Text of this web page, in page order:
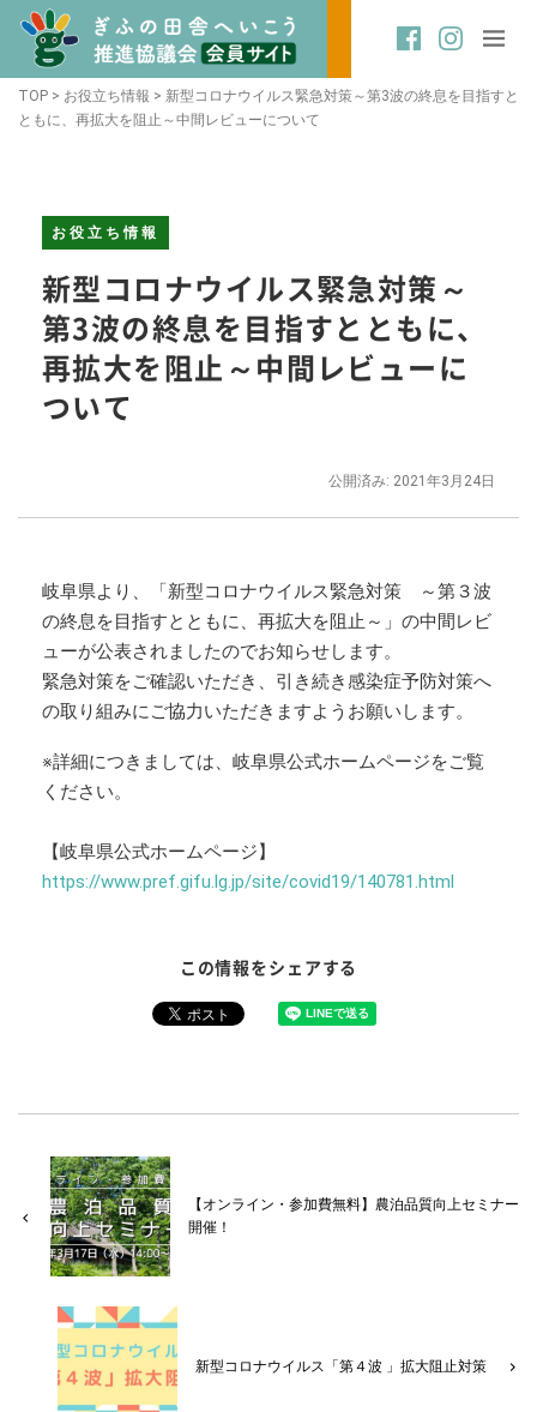
TOP > お役立ち情報 > 新型コロナウイルス緊急対策～第3波の終息を目指すと
ともに、再拡大を阻止～中間レビューについて
お役立ち情報
新型コロナウイルス緊急対策～
第3波の終息を目指すとともに、
再拡大を阻止～中間レビューに
ついて
公開済み: 2021年3月24日
岐阜県より、「新型コロナウイルス緊急対策 ～第３波
の終息を目指すとともに、再拡大を阻止～」の中間レビ
ューが公表されましたのでお知らせします。
緊急対策をご確認いただき、引き続き感染症予防対策へ
の取り組みにご協力いただきますようお願いします。
※詳細につきましては、岐阜県公式ホームページをご覧
ください。
【岐阜県公式ホームページ】
https://www.pref.gifu.lg.jp/site/covid19/140781.html
この情報をシェアする
【オンライン・参加費無料】農泊品質向上セミナー
開催！
新型コロナウイルス「第４波 」拡大阻止対策